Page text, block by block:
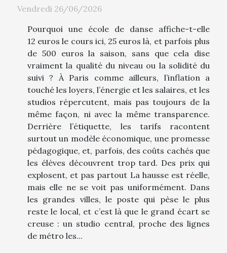
Vendredi 26/06/2026
Pourquoi une école de danse affiche-t-elle
12 euros le cours ici, 25 euros là, et parfois plus
de 500 euros la saison, sans que cela dise
vraiment la qualité du niveau ou la solidité du
suivi ? À Paris comme ailleurs, l’inflation a
touché les loyers, l’énergie et les salaires, et les
studios répercutent, mais pas toujours de la
même façon, ni avec la même transparence.
Derrière l’étiquette, les tarifs racontent
surtout un modèle économique, une promesse
pédagogique, et, parfois, des coûts cachés que
les élèves découvrent trop tard. Des prix qui
explosent, et pas partout La hausse est réelle,
mais elle ne se voit pas uniformément. Dans
les grandes villes, le poste qui pèse le plus
reste le local, et c’est là que le grand écart se
creuse : un studio central, proche des lignes
de métro les...